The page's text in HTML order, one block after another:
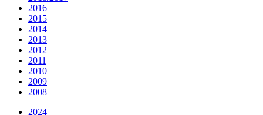
2016
2015
2014
2013
2012
2011
2010
2009
2008
2024